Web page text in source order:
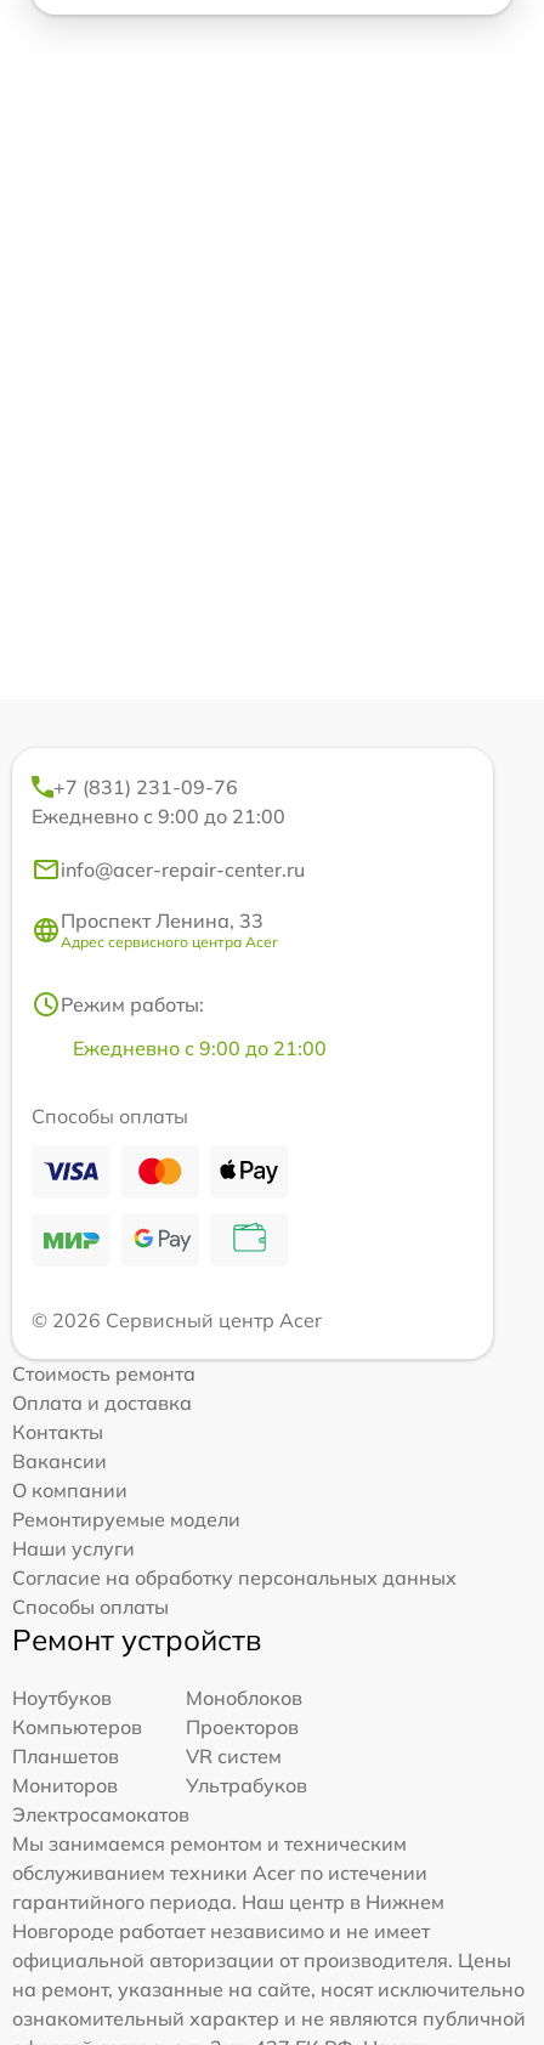
+7 (831) 231-09-76
Ежедневно с 9:00 до 21:00
info@acer-repair-center.ru
Проспект Ленина, 33
Адрес сервисного центра Acer
Режим работы:
Ежедневно с 9:00 до 21:00
Способы оплаты
© 2026 Сервисный центр Acer
Стоимость ремонта
Оплата и доставка
Контакты
Вакансии
О компании
Ремонтируемые модели
Наши услуги
Согласие на обработку персональных данных
Способы оплаты
Ремонт устройств
Ноутбуков
Моноблоков
Компьютеров
Проекторов
Планшетов
VR систем
Мониторов
Ультрабуков
Электросамокатов
Мы занимаемся ремонтом и техническим
обслуживанием техники Acer по истечении
гарантийного периода. Наш центр в Нижнем
Новгороде работает независимо и не имеет
официальной авторизации от производителя. Цены
на ремонт, указанные на сайте, носят исключительно
ознакомительный характер и не являются публичной